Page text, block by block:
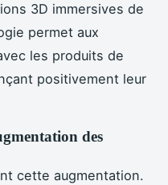
3D immersives de
permet aux
les produits de
positivement leur
des
cette augmentation.